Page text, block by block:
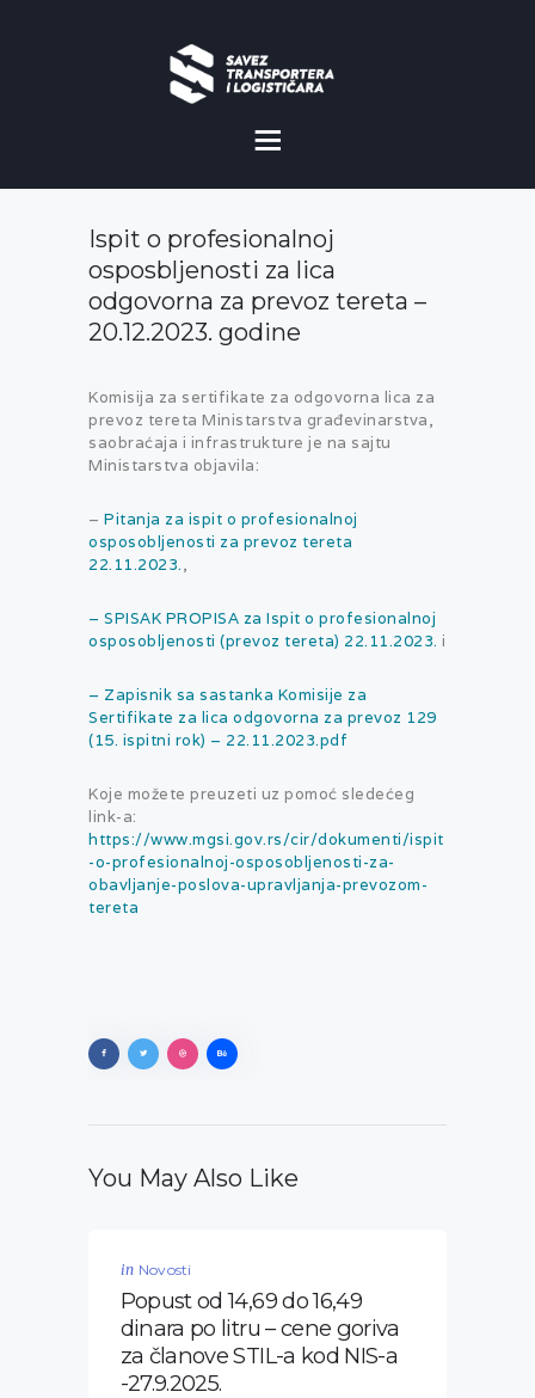
MISIJA I VIZIJA
CILJEVI
POVOLJNOSTI
GALERIJA
Ispit o profesionalnoj
osposbljenosti za lica
odgovorna za prevoz tereta –
20.12.2023. godine
Komisija za sertifikate za odgovorna lica za
prevoz tereta Ministarstva građevinarstva,
saobraćaja i infrastrukture je na sajtu
Ministarstva objavila:
– Pitanja za ispit o profesionalnoj
osposobljenosti za prevoz tereta
22.11.2023.,
– SPISAK PROPISA za Ispit o profesionalnoj
osposobljenosti (prevoz tereta) 22.11.2023. i
– Zapisnik sa sastanka Komisije za
Sertifikate za lica odgovorna za prevoz 129
(15. ispitni rok) – 22.11.2023.pdf
Koje možete preuzeti uz pomoć sledećeg
link-a:
https://www.mgsi.gov.rs/cir/dokumenti/ispit
-o-profesionalnoj-osposobljenosti-za-
obavljanje-poslova-upravljanja-prevozom-
tereta
You May Also Like
in Novosti
Popust od 14,69 do 16,49
dinara po litru – cene goriva
za članove STIL-a kod NIS-a
-27.9.2025.